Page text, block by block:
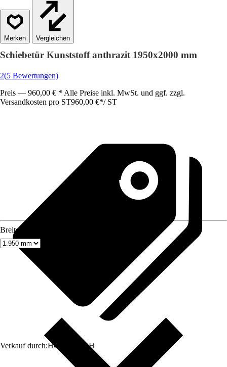
Vergleichen
Schiebetür Kunststoff anthrazit 1950x2000 mm
2(5 Bewertungen)
Preis — 960,00 € * Alle Preise inkl. MwSt. und ggf. zzgl.
Versandkosten pro ST960,00 €*/ ST
Verkauf durch:HORNBACH
Breite